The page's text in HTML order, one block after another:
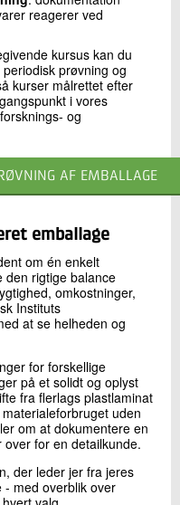
reagerer ved
kursus kan du
prøvning og
kurser målrettet efter
i vores
og
AF EMBALLAGE
emballage
om én enkelt
den rigtige balance
omkostninger,
Instituts
at se helheden og
for forskellige
på et solidt og oplyst
fra flerlags plastlaminat
uden
om at dokumentere en
for en detailkunde.
der leder jer fra jeres
med overblik over